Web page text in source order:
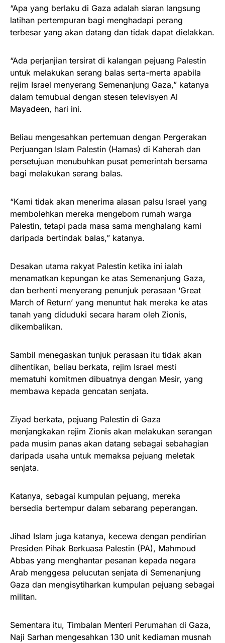
“Apa yang berlaku di Gaza adalah siaran langsung
latihan pertempuran bagi menghadapi perang
terbesar yang akan datang dan tidak dapat dielakkan.
“Ada perjanjian tersirat di kalangan pejuang Palestin
untuk melakukan serang balas serta-merta apabila
rejim Israel menyerang Semenanjung Gaza,” katanya
dalam temubual dengan stesen televisyen Al
Mayadeen, hari ini.
Beliau mengesahkan pertemuan dengan Pergerakan
Perjuangan Islam Palestin (Hamas) di Kaherah dan
persetujuan menubuhkan pusat pemerintah bersama
bagi melakukan serang balas.
“Kami tidak akan menerima alasan palsu Israel yang
membolehkan mereka mengebom rumah warga
Palestin, tetapi pada masa sama menghalang kami
daripada bertindak balas,” katanya.
Desakan utama rakyat Palestin ketika ini ialah
menamatkan kepungan ke atas Semenanjung Gaza,
dan berhenti menyerang penunjuk perasaan ‘Great
March of Return’ yang menuntut hak mereka ke atas
tanah yang diduduki secara haram oleh Zionis,
dikembalikan.
Sambil menegaskan tunjuk perasaan itu tidak akan
dihentikan, beliau berkata, rejim Israel mesti
mematuhi komitmen dibuatnya dengan Mesir, yang
membawa kepada gencatan senjata.
Ziyad berkata, pejuang Palestin di Gaza
menjangkakan rejim Zionis akan melakukan serangan
pada musim panas akan datang sebagai sebahagian
daripada usaha untuk memaksa pejuang meletak
senjata.
Katanya, sebagai kumpulan pejuang, mereka
bersedia bertempur dalam sebarang peperangan.
Jihad Islam juga katanya, kecewa dengan pendirian
Presiden Pihak Berkuasa Palestin (PA), Mahmoud
Abbas yang menghantar pesanan kepada negara
Arab menggesa pelucutan senjata di Semenanjung
Gaza dan mengisytiharkan kumpulan pejuang sebagai
militan.
Sementara itu, Timbalan Menteri Perumahan di Gaza,
Naji Sarhan mengesahkan 130 unit kediaman musnah